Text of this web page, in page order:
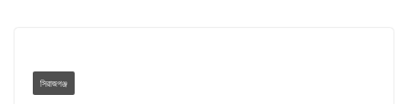
সিরাজগঞ্জ